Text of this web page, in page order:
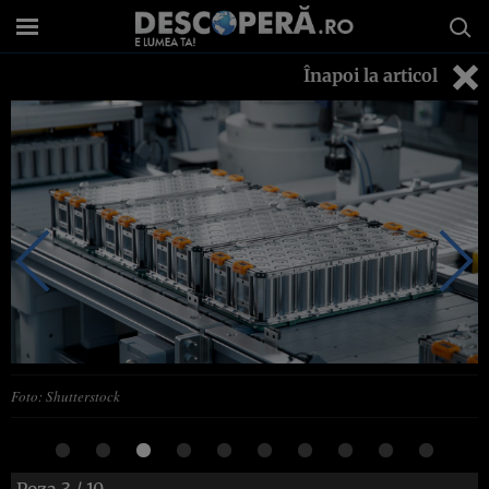
Înapoi la articol
Foto: Shutterstock